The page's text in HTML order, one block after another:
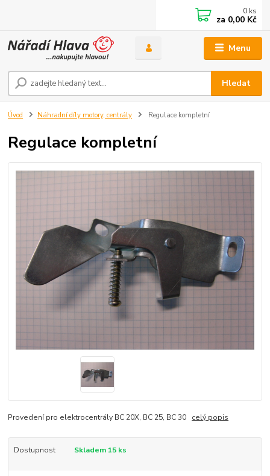
Menu
Hledat
0 ks
za 0,00 Kč
Úvod Náhradní díly motory, centrály Regulace kompletní
Regulace kompletní
Provedení pro elektrocentrály BC 20X, BC 25, BC 30 celý popis
Dostupnost Skladem 15 ks